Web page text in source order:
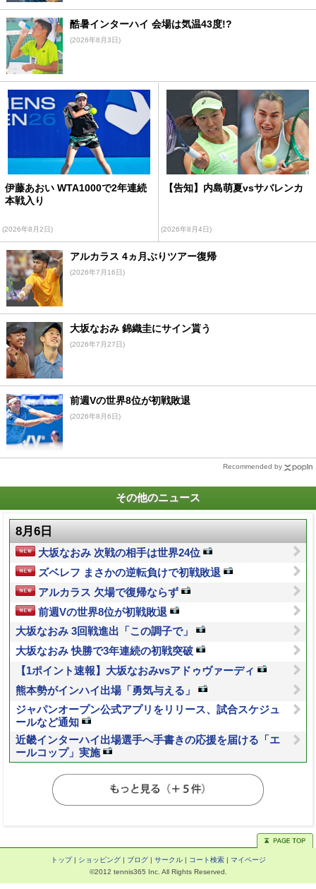
酷暑インターハイ 会場は気温43度!?
(2026年8月3日)
伊藤あおい WTA1000で2年連続
本戦入り
(2026年8月2日)
【告知】内島萌夏vsサバレンカ
(2026年8月4日)
アルカラス 4ヵ月ぶりツアー復帰
(2026年7月16日)
大坂なおみ 錦織圭にサイン貰う
(2026年7月27日)
前週Vの世界8位が初戦敗退
(2026年8月6日)
Recommended by
その他のニュース
8月6日
大坂なおみ 次戦の相手は世界24位
ズベレフ まさかの逆転負けで初戦敗退
アルカラス 欠場で復帰ならず
前週Vの世界8位が初戦敗退
大坂なおみ 3回戦進出「この調子で」
大坂なおみ 快勝で3年連続の初戦突破
【1ポイント速報】大坂なおみvsアドゥヴァーディ
熊本勢がインハイ出場「勇気与える」
ジャパンオープン公式アプリをリリース、試合スケジュ
ールなど通知
近畿インターハイ出場選手へ手書きの応援を届ける「エ
ールコップ」実施
トップ| ショッピング| ブログ| サークル| コート検索| マイページ
©2012 tennis365 Inc. All Rights Reserved.